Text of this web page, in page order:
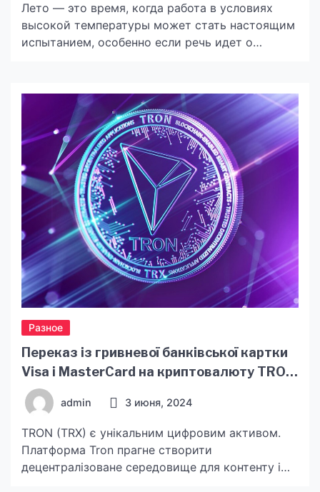
Лето — это время, когда работа в условиях
высокой температуры может стать настоящим
испытанием, особенно если речь идет о
защищать, но и обеспечивать комфорт, не
ограничивая движений. Выбрать качественный
specnaz.uaкомбинезон летний рабочий — это
не только забота о безопасности, но и о
благополучии […]
Разное
Переказ із гривневої банківської картки
Visa і MasterCard на криптовалюту TRON
(TRX)
admin 3 июня, 2024
TRON (TRX) є унікальним цифровим активом.
Платформа Tron прагне створити
децентралізоване середовище для контенту і